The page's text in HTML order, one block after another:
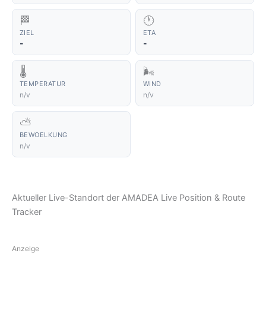
🏁
ZIEL
-
🕐
ETA
-
🌡️
TEMPERATUR
n/v
🌬️
WIND
n/v
⛅
BEWOELKUNG
n/v
Aktueller Live-Standort der AMADEA Live Position & Route
Tracker
Anzeige